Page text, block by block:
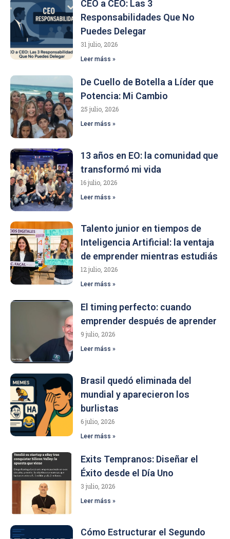
CEO a CEO: Las 3
Responsabilidades Que No
Puedes Delegar
31 julio, 2026
Leer máss »
De Cuello de Botella a Líder que
Potencia: Mi Cambio
25 julio, 2026
Leer máss »
13 años en EO: la comunidad que
transformó mi vida
16 julio, 2026
Leer máss »
Talento junior en tiempos de
Inteligencia Artificial: la ventaja
de emprender mientras estudiás
12 julio, 2026
Leer máss »
El timing perfecto: cuando
emprender después de aprender
9 julio, 2026
Leer máss »
Brasil quedó eliminada del
mundial y aparecieron los
burlistas
6 julio, 2026
Leer máss »
Exits Tempranos: Diseñar el
Éxito desde el Día Uno
3 julio, 2026
Leer máss »
Cómo Estructurar el Segundo